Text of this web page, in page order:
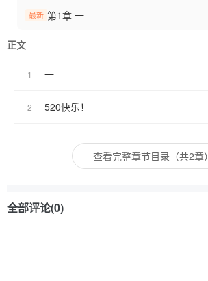
最新 第1章 一
正文
1 一
2 520快乐！
查看完整章节目录（共2章）
全部评论(0)